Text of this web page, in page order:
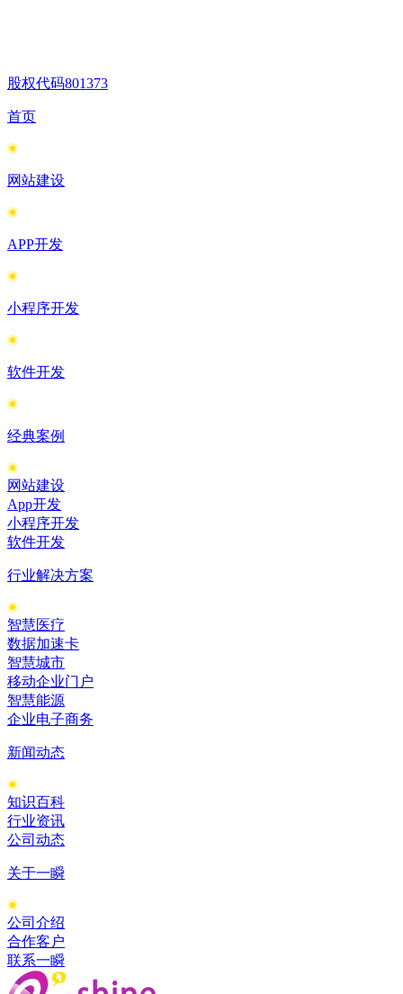
股权代码801373
首页
网站建设
APP开发
小程序开发
软件开发
经典案例
网站建设
App开发
小程序开发
软件开发
行业解决方案
智慧医疗
数据加速卡
智慧城市
移动企业门户
智慧能源
企业电子商务
新闻动态
知识百科
行业资讯
公司动态
关于一瞬
公司介绍
合作客户
联系一瞬